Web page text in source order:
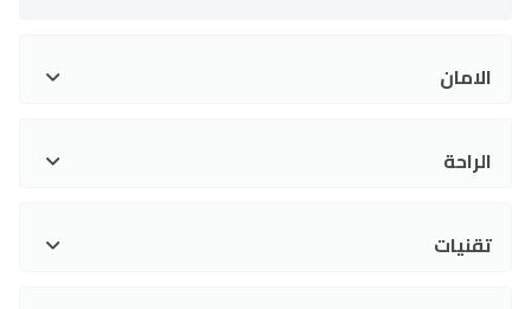
الامان
الراحة
تقنيات